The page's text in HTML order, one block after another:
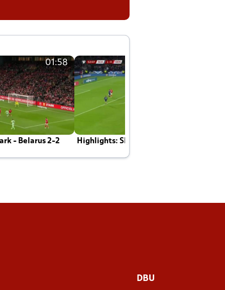
01:58
- Belarus 2-2 Highlights: Skotland - Danmark 4-2
DBU